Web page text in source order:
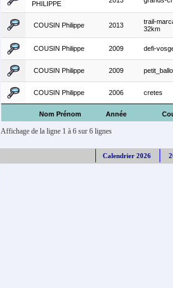
Nom Prénom Année
PHILIPPE
COUSIN Philippe 2013
trail-
32km
COUSIN Philippe 2009 defi-
COUSIN Philippe 2009
COUSIN Philippe 2006 cretes
Affichage de la ligne 1 à 6 sur 6 lignes
Calendrier 2026